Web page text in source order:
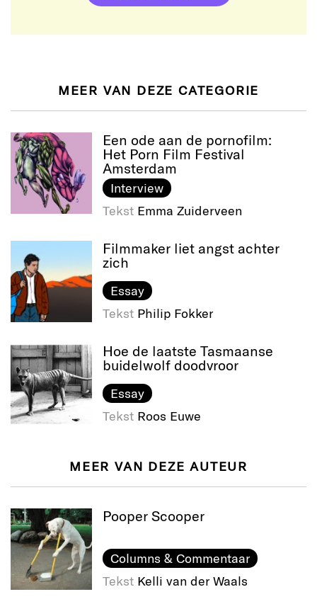
MEER VAN DEZE CATEGORIE
Een ode aan de pornofilm:
Het Porn Film Festival
Amsterdam
Interview
Tekst Emma Zuiderveen
Filmmaker liet angst achter
zich
Essay
Tekst Philip Fokker
Hoe de laatste Tasmaanse
buidelwolf doodvroor
Essay
Tekst Roos Euwe
MEER VAN DEZE AUTEUR
Pooper Scooper
Columns & Commentaar
Tekst Kelli van der Waals